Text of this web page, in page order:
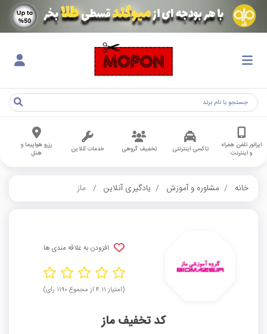
اپراتور تلفن همراه
و اینترنت
تاکسی اینترنتی تخفیف گروهی خدمات آنلاین
رزرو هواپیما و
هتل
خانه مشاوره و آموزش یادگیری آنلاین ماز
افزودن به علاقه مندی ها
(امتیاز ۴.۱۱ از مجموع ۱۱۹۰ رای)
کد تخفیف ماز